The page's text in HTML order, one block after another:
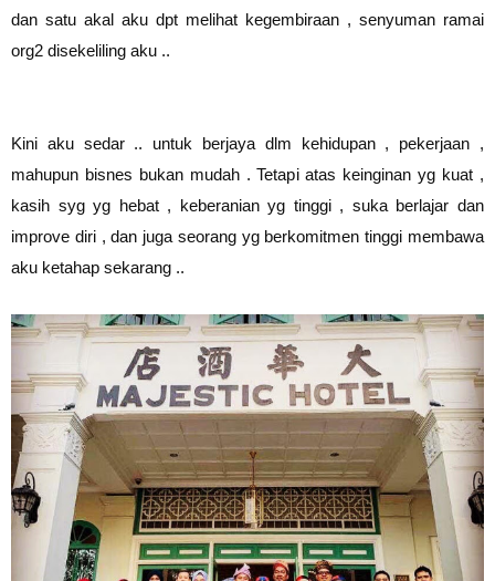
dan satu akal aku dpt melihat kegembiraan , senyuman ramai
org2 disekeliling aku ..
Kini aku sedar .. untuk berjaya dlm kehidupan , pekerjaan ,
mahupun bisnes bukan mudah . Tetapi atas keinginan yg kuat ,
kasih syg yg hebat , keberanian yg tinggi , suka berlajar dan
improve diri , dan juga seorang yg berkomitmen tinggi membawa
aku ketahap sekarang ..